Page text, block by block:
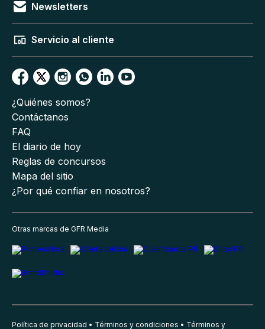
Newsletters
Servicio al cliente
¿Quiénes somos?
Contáctanos
FAQ
El diario de hoy
Reglas de concursos
Mapa del sitio
¿Por qué confiar en nosotros?
Otras marcas de GFR Media
Política de privacidad Términos y condiciones Términos y